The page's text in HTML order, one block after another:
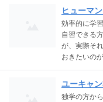
ヒューマ
効率的に学
自習できる
が、実際そ
おきたいの
ユーキャ
独学の方か